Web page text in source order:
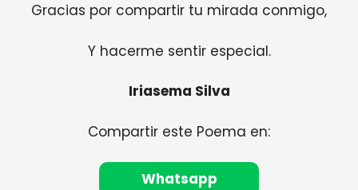
Gracias por compartir tu mirada conmigo,
Y hacerme sentir especial.
Iriasema Silva
Compartir este Poema en:
Whatsapp